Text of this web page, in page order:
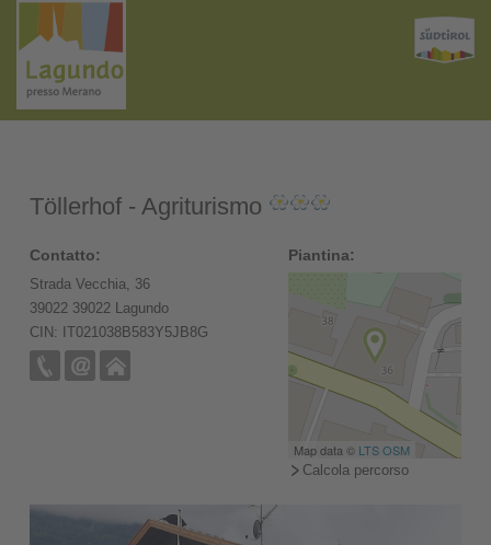
Töllerhof - Agriturismo
Contatto:
Strada Vecchia, 36
39022 39022 Lagundo
CIN: IT021038B583Y5JB8G
Piantina:
Map data © LTS OSM
Calcola percorso